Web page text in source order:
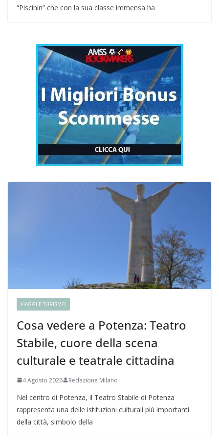
“Piscinin” che con la sua classe immensa ha
VIAGGI E TURISMO
Cosa vedere a Potenza: Teatro
Stabile, cuore della scena
culturale e teatrale cittadina
4 Agosto 2026 Redazione Milano
Nel centro di Potenza, il Teatro Stabile di Potenza
rappresenta una delle istituzioni culturali più importanti
della città, simbolo della